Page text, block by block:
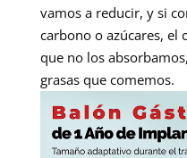
vamos a reducir, y si
carbono o azúcares, el
que no los
grasas que comemos.